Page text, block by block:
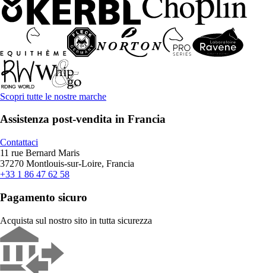
Scopri tutte le nostre marche
Assistenza post-vendita in Francia
Contattaci
11 rue Bernard Maris
37270 Montlouis-sur-Loire, Francia
+33 1 86 47 62 58
Pagamento sicuro
Acquista sul nostro sito in tutta sicurezza